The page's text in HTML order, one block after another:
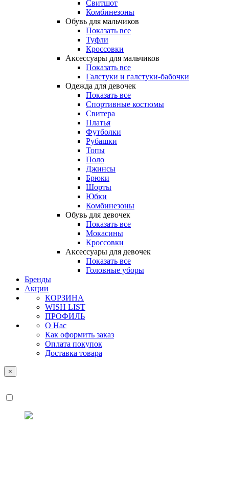
Свитшот
Комбинезоны
Обувь для мальчиков
Показать все
Туфли
Кроссовки
Аксессуары для мальчиков
Показать все
Галстуки и галстуки-бабочки
Одежда для девочек
Показать все
Спортивные костюмы
Свитера
Платья
Футболки
Рубашки
Топы
Поло
Джинсы
Брюки
Шорты
Юбки
Комбинезоны
Обувь для девочек
Показать все
Мокасины
Кроссовки
Аксессуары для девочек
Показать все
Головные уборы
Бренды
Акции
КОРЗИНА
WISH LIST
ПРОФИЛЬ
О Нас
Как оформить заказ
Оплата покупок
Доставка товара
×